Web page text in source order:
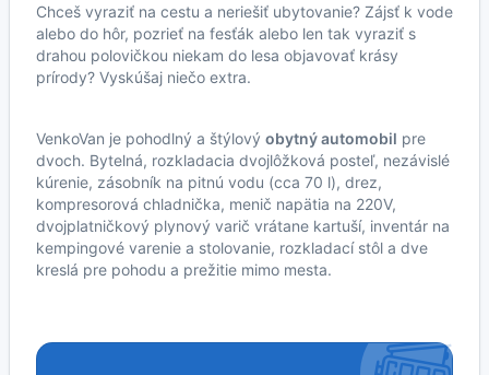
Chceš vyraziť na cestu a neriešiť ubytovanie? Zájsť k vode
alebo do hôr, pozrieť na fesťák alebo len tak vyraziť s
drahou polovičkou niekam do lesa objavovať krásy
prírody? Vyskúšaj niečo extra.
VenkoVan je pohodlný a štýlový obytný automobil pre
dvoch. Bytelná, rozkladacia dvojlôžková posteľ, nezávislé
kúrenie, zásobník na pitnú vodu (cca 70 l), drez,
kompresorová chladnička, menič napätia na 220V,
dvojplatničkový plynový varič vrátane kartuší, inventár na
kempingové varenie a stolovanie, rozkladací stôl a dve
kreslá pre pohodu a prežitie mimo mesta.